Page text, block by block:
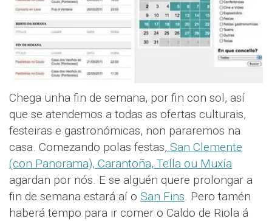
Chega unha fin de semana, por fin con sol, así
que se atendemos a todas as ofertas culturais,
festeiras e gastronómicas, non pararemos na
casa. Comezando polas festas, San Clemente
(con Panorama), Carantoña, Tella ou Muxía
agardan por nós. E se alguén quere prolongar a
fin de semana estará aí o San Fins. Pero tamén
haberá tempo para ir comer o Caldo de Riola á